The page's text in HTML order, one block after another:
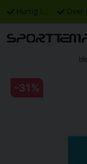
Hurtig levering Over
-31 %